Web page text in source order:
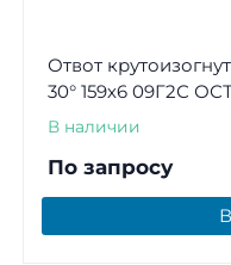
Отвот
30° 159х6 09Г2С
В наличии
По запросу